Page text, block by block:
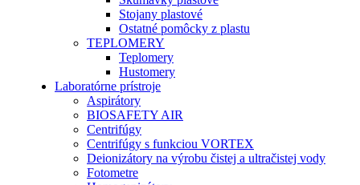
Stojany plastové
Ostatné pomôcky z plastu
TEPLOMERY
Teplomery
Hustomery
Laboratórne prístroje
Aspirátory
BIOSAFETY AIR
Centrifúgy
Centrifúgy s funkciou VORTEX
Deionizátory na výrobu čistej a ultračistej vody
Fotometre